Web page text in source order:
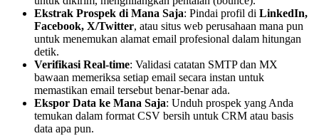
Ekstrak Prospek di Mana Saja: Pindai profil di LinkedIn,
Facebook, X/Twitter, atau situs web perusahaan mana pun
untuk menemukan alamat email profesional dalam hitungan
detik.
Verifikasi Real-time: Validasi catatan SMTP dan MX
bawaan memeriksa setiap email secara instan untuk
memastikan email tersebut benar-benar ada.
Ekspor Data ke Mana Saja: Unduh prospek yang Anda
temukan dalam format CSV bersih untuk CRM atau basis
data apa pun.